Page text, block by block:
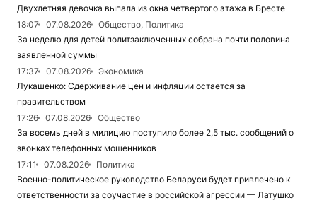
Двухлетняя девочка выпала из окна четвертого этажа в Бресте
18:07
07.08.2026
Общество, Политика
За неделю для детей политзаключенных собрана почти половина
заявленной суммы
17:37
07.08.2026
Экономика
Лукашенко: Сдерживание цен и инфляции остается за
правительством
17:26
07.08.2026
Общество
За восемь дней в милицию поступило более 2,5 тыс. сообщений о
звонках телефонных мошенников
17:11
07.08.2026
Политика
Военно-политическое руководство Беларуси будет привлечено к
ответственности за соучастие в российской агрессии — Латушко